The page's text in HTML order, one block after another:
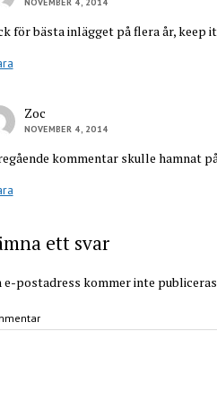
för bästa inlägget på flera år, keep
Zoc
NOVEMBER 4, 2014
kommentar skulle hamnat
ett svar
e-postadress kommer inte